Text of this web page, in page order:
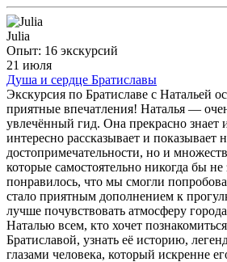
Julia
Опыт: 16 экскурсий
21 июля
Душа и сердце Братиславы
Экскурсия по Братиславе с Натальей
приятные впечатления! Наталья —
увлечённый гид. Она прекрасно знает
интересно рассказывает и показывает
достопримечательности, но и
которые самостоятельно никогда бы
понравилось, что мы смогли
стало приятным дополнением к
лучше почувствовать атмосферу
Наталью всем, кто хочет
Братиславой, узнать её историю,
глазами человека, который искренне